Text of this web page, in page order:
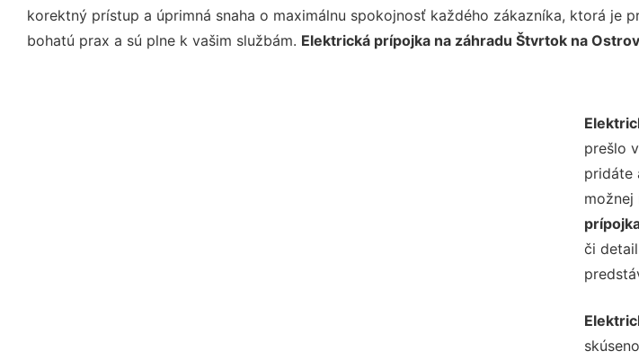
korektný prístup a úprimná snaha o maximálnu spokojnosť každého zákazníka, ktorá je
bohatú prax a sú plne k vašim službám. Elektrická prípojka na záhradu Štvrtok na
prešlo
pridáte
možnej
či